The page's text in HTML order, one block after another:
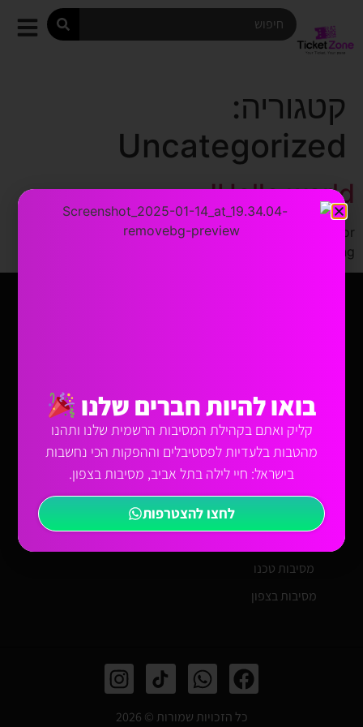
קטגוריה:
Uncategorized
Hello world!
Welcome to WordPress. This is your first post. Edit or
delete it, then start writing!
טיקטזון
מסיבות פורים
2026
מסיבות
מסיבות
מסיבות טכנו
מסיבות בצפון
מסיבות
מסיבות
מיינסטרים
מסיבות טראנס
מסיבות טכנו
עזרה
אודות
תקנון שימוש
הצהרת נגישות
כל הזכויות שמורות © 2026
בואו להיות חברים שלנו
קליק ואתם בקהילת המסיבות הרשמית שלנו ותהנו
מהטבות בלעדיות לפסטיבלים וההפקות הכי נחשבות
בישראל: חיי לילה בתל אביב, מסיבות בצפון.
לחצו להצטרפות